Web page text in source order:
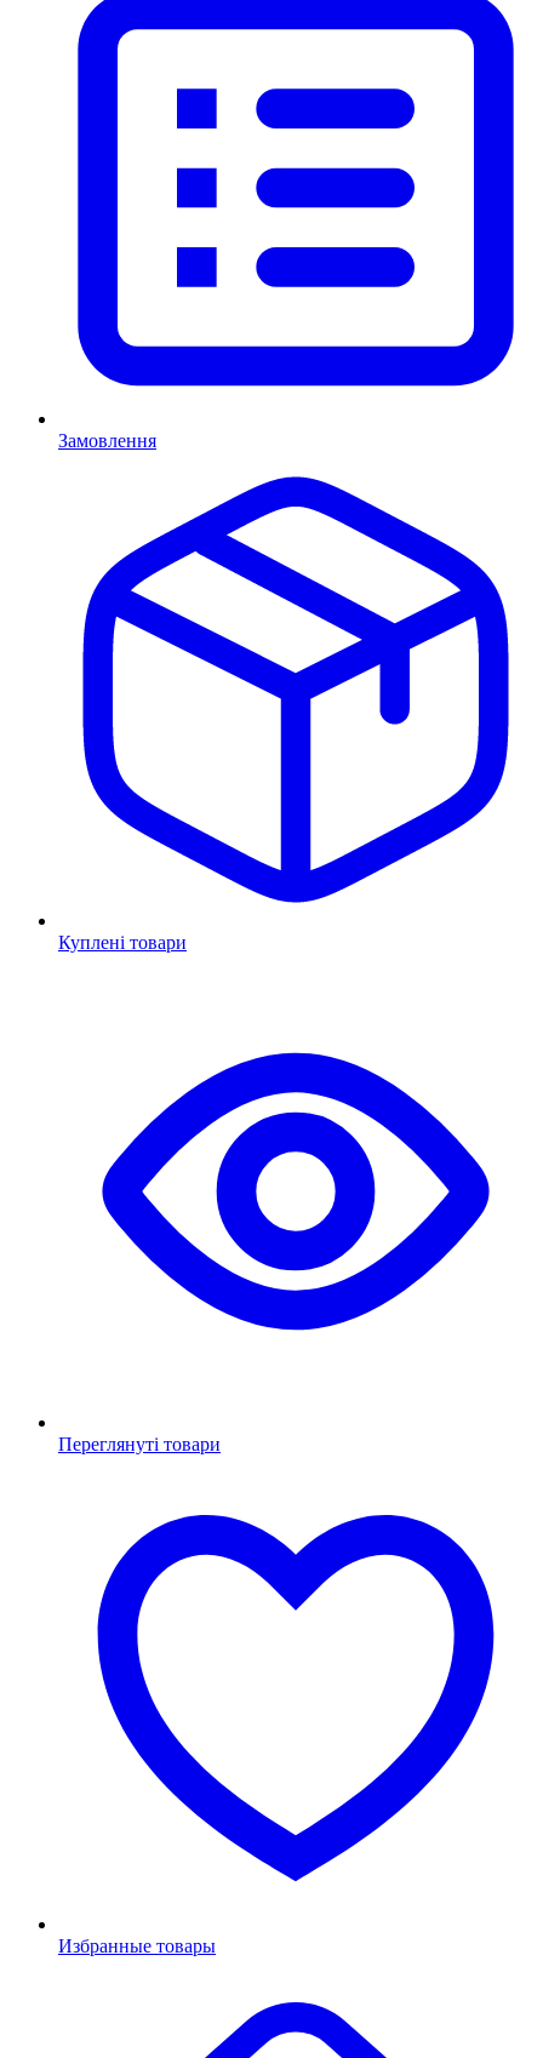
Замовлення
Куплені товари
Переглянуті товари
Избранные товары